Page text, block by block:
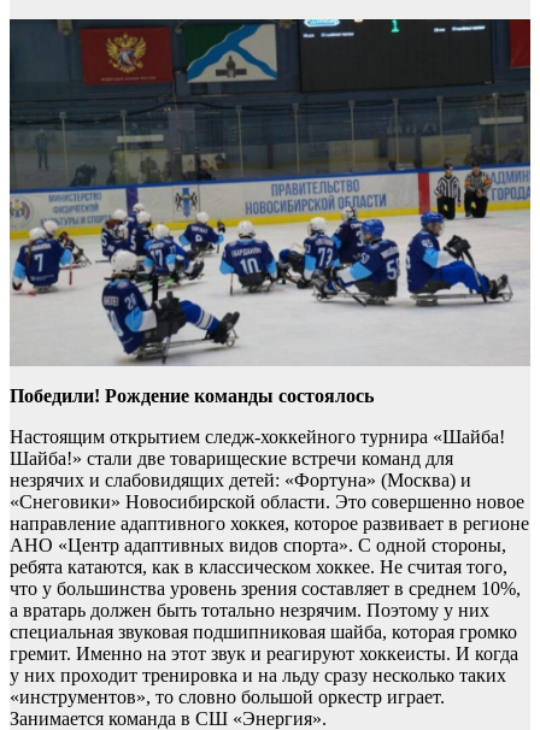
Победили! Рождение команды состоялось
Настоящим открытием следж-хоккейного турнира «Шайба!
Шайба!» стали две товарищеские встречи команд для
незрячих и слабовидящих детей: «Фортуна» (Москва) и
«Снеговики» Новосибирской области. Это совершенно новое
направление адаптивного хоккея, которое развивает в регионе
АНО «Центр адаптивных видов спорта». С одной стороны,
ребята катаются, как в классическом хоккее. Не считая того,
что у большинства уровень зрения составляет в среднем 10%,
а вратарь должен быть тотально незрячим. Поэтому у них
специальная звуковая подшипниковая шайба, которая громко
гремит. Именно на этот звук и реагируют хоккеисты. И когда
у них проходит тренировка и на льду сразу несколько таких
«инструментов», то словно большой оркестр играет.
Занимается команда в СШ «Энергия».